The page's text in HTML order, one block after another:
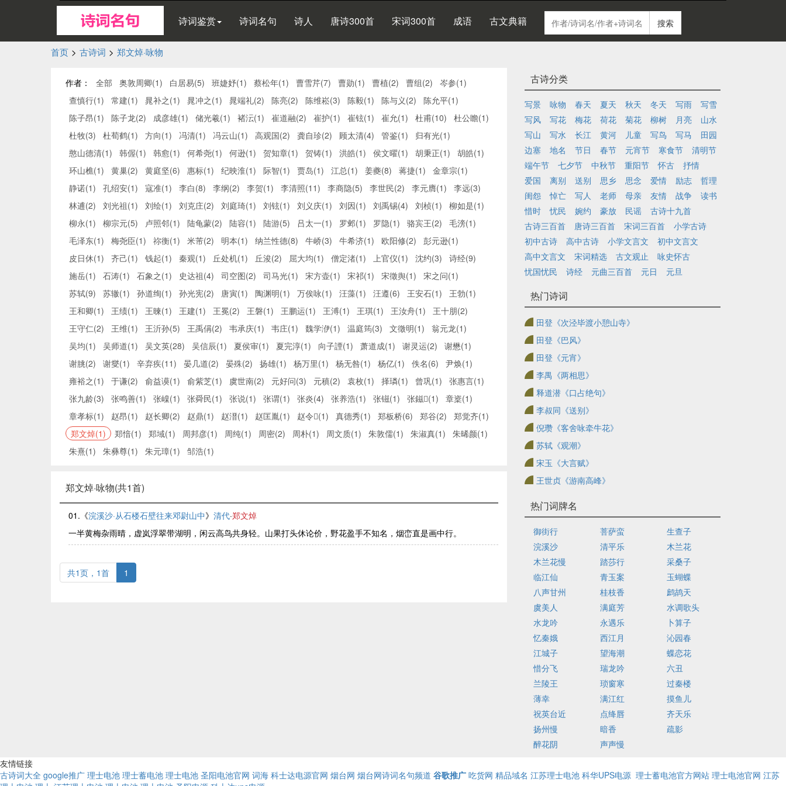
诗词鉴赏 诗词名句 诗人 唐诗300首 宋词300首 成语 古文典籍 搜索
首页 > 古诗词 > 郑文焯·咏物
作者： 全部 奥敦周卿(1) 白居易(5) 班婕妤(1) 蔡松年(1) 曹雪芹(7) 曹勋(1) 曹植(2) 曹组(2)
岑参(1)
查慎行(1)
常建(1) 晁补之(1) 晁冲之(1) 晁端礼(2) 陈亮(2) 陈维崧(3) 陈毅(1) 陈与义(2)
陈允平(1)
陈子昂(1)
陈子龙(2) 成彦雄(1) 储光羲(1) 褚沄(1) 崔道融(2) 崔护(1) 崔铉(1) 崔允(1) 杜甫(10)
杜公瞻(1)
杜牧(3)
杜荀鹤(1) 方向(1) 冯清(1) 冯云山(1) 高观国(2) 龚自珍(2) 顾太清(4) 管鉴(1)
归有光(1)
憨山德清(1)
韩偓(1) 韩愈(1) 何希尧(1) 何逊(1) 贺知章(1) 贺铸(1) 洪皓(1) 侯文曜(1) 胡秉正(1)
胡皓(1)
环山樵(1)
黄巢(2) 黄庭坚(6) 惠标(1) 纪映淮(1) 际智(1) 贾岛(1) 江总(1) 姜夔(8) 蒋捷(1)
金章宗(1)
静诺(1)
孔绍安(1) 寇准(1) 李白(8) 李纲(2) 李贺(1) 李清照(11) 李商隐(5) 李世民(2) 李元膺(1)
李远(3)
林逋(2)
刘光祖(1) 刘绘(1) 刘克庄(2) 刘庭琦(1) 刘铉(1) 刘义庆(1) 刘因(1) 刘禹锡(4) 刘桢(1)
柳如是(1)
柳永(1)
柳宗元(5) 卢照邻(1) 陆龟蒙(2) 陆容(1) 陆游(5) 吕太一(1) 罗邺(1) 罗隐(1) 骆宾王(2)
毛滂(1)
毛泽东(1)
梅尧臣(1) 祢衡(1) 米芾(2) 明本(1) 纳兰性德(8) 牛峤(3) 牛希济(1) 欧阳修(2)
彭元逊(1)
皮日休(1)
齐己(1) 钱起(1) 秦观(1) 丘处机(1) 丘浚(2) 屈大均(1) 僧定渚(1) 上官仪(1) 沈约(3)
诗经(9)
施岳(1)
石涛(1) 石象之(1) 史达祖(4) 司空图(2) 司马光(1) 宋方壶(1) 宋祁(1) 宋徵舆(1)
宋之问(1)
苏轼(9)
苏辙(1) 孙道绚(1) 孙光宪(2) 唐寅(1) 陶渊明(1) 万俟咏(1) 汪藻(1) 汪遵(6) 王安石(1)
王勃(1)
王和卿(1)
王绩(1) 王暕(1) 王建(1) 王冕(2) 王磐(1) 王鹏运(1) 王溥(1) 王琪(1) 王汝舟(1)
王十朋(2)
王守仁(2)
王维(1) 王沂孙(5) 王禹偁(2) 韦承庆(1) 韦庄(1) 魏学洢(1) 温庭筠(3) 文徵明(1)
翁元龙(1)
吴均(1)
吴师道(1) 吴文英(28) 吴信辰(1) 夏侯审(1) 夏完淳(1) 向子諲(1) 萧道成(1) 谢灵运(2)
谢懋(1)
谢朓(2)
谢燮(1) 辛弃疾(11) 晏几道(2) 晏殊(2) 扬雄(1) 杨万里(1) 杨无咎(1) 杨亿(1) 佚名(6)
尹焕(1)
雍裕之(1)
于谦(2) 俞益谟(1) 俞紫芝(1) 虞世南(2) 元好问(3) 元稹(2) 袁枚(1) 择璘(1) 曾巩(1)
张惠言(1)
张九龄(3)
张鸣善(1) 张嵲(1) 张舜民(1) 张说(1) 张谓(1) 张炎(4) 张养浩(1) 张镃(1) 张鎡(1)
章楶(1)
章孝标(1)
赵昂(1) 赵长卿(2) 赵鼎(1) 赵溍(1) 赵匡胤(1) 赵令(1) 真德秀(1) 郑板桥(6) 郑谷(2)
郑觉齐(1)
郑文焯(1)
郑愔(1) 郑域(1) 周邦彦(1) 周纯(1) 周密(2) 周朴(1) 周文质(1) 朱敦儒(1) 朱淑真(1)
朱晞颜(1)
朱熹(1)
朱彝尊(1) 朱元璋(1) 邹浩(1)
郑文焯·咏物(共1首)
01.《浣溪沙·从石楼石壁往来邓尉山中》 清代·郑文焯
一半黄梅杂雨晴，虚岚浮翠带湖明，闲云高鸟共身轻。山果打头休论价，野花盈手不知名，烟峦直是画中行。
共1页，1首 1
古诗分类
写景 咏物 春天 夏天 秋天 冬天 写雨
写雪
写风
写花 梅花 荷花 菊花 柳树 月亮
山水
写山
写水 长江 黄河 儿童 写鸟 写马
田园
边塞
地名 节日 春节 元宵节 寒食节
清明节
端午节
七夕节 中秋节 重阳节 怀古
抒情
爱国
离别 送别 思乡 思念 爱情 励志
哲理
闺怨
悼亡 写人 老师 母亲 友情 战争
读书
惜时
忧民 婉约 豪放 民谣
古诗十九首
古诗三百首
唐诗三百首 宋词三百首
小学古诗
初中古诗
高中古诗 小学文言文
初中文言文
高中文言文
宋词精选 古文观止
咏史怀古
忧国忧民
诗经 元曲三百首 元日 元旦
热门诗词
田登《次泾毕渡小憩山寺》
田登《巴风》
田登《元宵》
李禺《两相思》
释道潜《口占绝句》
李叔同《送别》
倪瓒《客舍咏牵牛花》
苏轼《观潮》
宋玉《大言赋》
王世贞《游南高峰》
热门词牌名
御街行 菩萨蛮
生查子
浣溪沙
清平乐
木兰花
木兰花慢
踏莎行
采桑子
临江仙
青玉案
玉蝴蝶
八声甘州
桂枝香
鹧鸪天
虞美人
满庭芳
水调歌头
水龙吟
永遇乐
卜算子
忆秦娥
西江月
沁园春
江城子
望海潮
蝶恋花
惜分飞
瑞龙吟
六丑
兰陵王
琐窗寒
过秦楼
薄幸
满江红
摸鱼儿
祝英台近
点绛唇
齐天乐
扬州慢
暗香
疏影
醉花阴
声声慢
友情链接
古诗词大全 google推广 理士电池 理士蓄电池 理士电池 圣阳电池官网 词海 科士达电源官网 烟台网 烟台网诗词名句频道 谷歌推广 吃货网 精品域名 江苏理士电池 科华UPS电源 理士蓄电池官方网站 理士电池官网 江苏